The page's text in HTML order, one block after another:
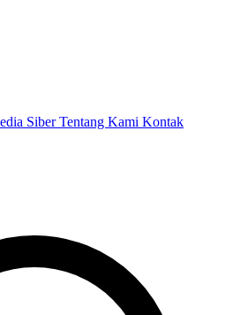
SiberTentang Kami Kontak